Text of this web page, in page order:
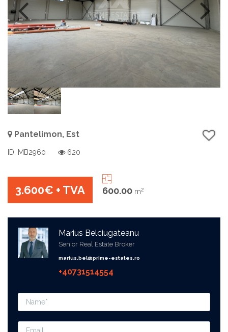
Pantelimon, Est
ID: MB2960 620
3.600€ + TVA 600.00 m2
Marius Belciugateanu
Senior Real Estate Broker
marius.bel@prime-estates.ro
+40731514554